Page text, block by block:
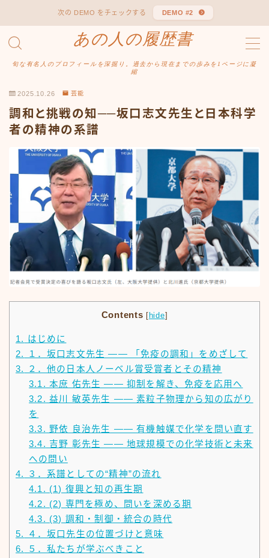
次の DEMO をチェックする DEMO #2
あの人の履歴書
旬な有名人のプロフィールを深掘り。過去から現在までの歩みを1ページに凝
縮
MENU
運営者情報
2025.10.26 芸能
調和と挑戦の知──坂口志文先生と日本科学
者の精神の系譜
Contents [ hide]
1. はじめに
2.
１．坂口志文先生 —— 「免疫の調和」をめざして
3.
２．他の日本人ノーベル賞受賞者とその精神
3.1. 本庶 佑先生 —— 抑制を解き、免疫を応用へ
3.2. 益川 敏英先生 —— 素粒子物理から知の広がり
を
3.3. 野依 良治先生 —— 有機触媒で化学を問い直す
3.4. 吉野 彰先生 —— 地球規模での化学技術と未来
への問い
4.
３．系譜としての“精神”の流れ
4.1. (1) 復興と知の再生期
4.2. (2) 専門を極め、問いを深める期
4.3. (3) 調和・制御・統合の時代
5.
４．坂口先生の位置づけと意味
6.
５．私たちが学ぶべきこと